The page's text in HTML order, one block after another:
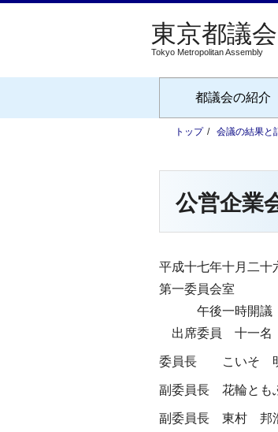
Tokyo Metropolitan Assembly
都議会の紹介
トップ 会議の結果と
公営企業
平成十七年十月二十
第一委員会室
午後一時開議
出席委員 十一名
委員長 こいそ
副委員長 花輪とも
副委員長 東村 邦